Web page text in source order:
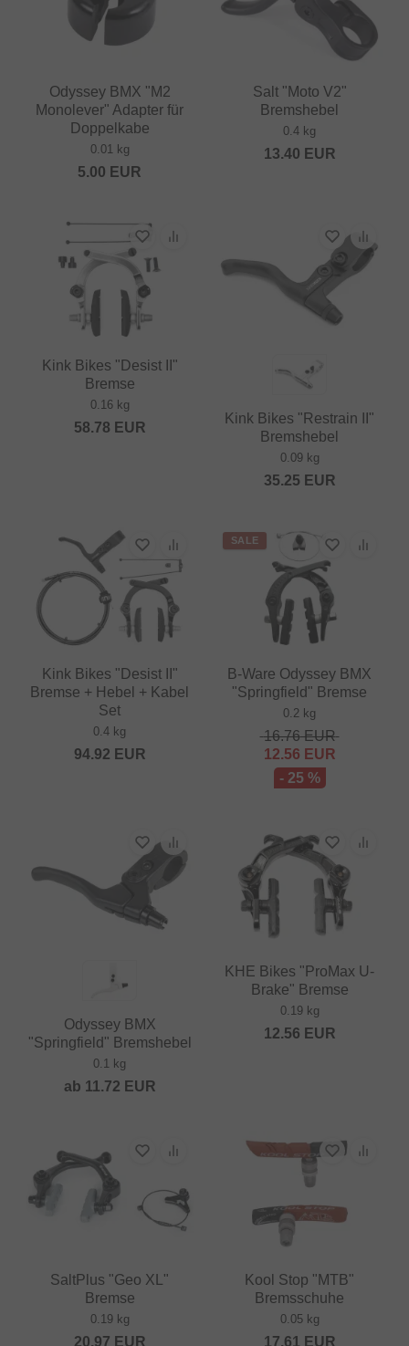
Odyssey BMX "M2
Monolever" Adapter für
Doppelkabe
0.01 kg
5.00 EUR
Salt "Moto V2"
Bremshebel
0.4 kg
13.40 EUR
Kink Bikes "Desist II"
Bremse
0.16 kg
58.78 EUR
Kink Bikes "Restrain II"
Bremshebel
0.09 kg
35.25 EUR
Kink Bikes "Desist II"
Bremse + Hebel + Kabel
Set
0.4 kg
94.92 EUR
SALE
B-Ware Odyssey BMX
"Springfield" Bremse
0.2 kg
16.76EUR
12.56 EUR
- 25 %
Odyssey BMX
"Springfield" Bremshebel
0.1 kg
ab 11.72 EUR
KHE Bikes "ProMax U-
Brake" Bremse
0.19 kg
12.56 EUR
SaltPlus "Geo XL"
Bremse
0.19 kg
20.97 EUR
Kool Stop "MTB"
Bremsschuhe
0.05 kg
17.61 EUR